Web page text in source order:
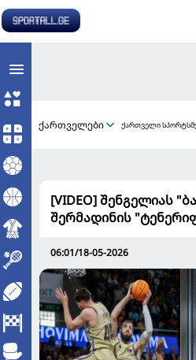
ქართველები ქართველი
[VIDEO] შენგელიას
შერმადინის
06:01/18-05-2026